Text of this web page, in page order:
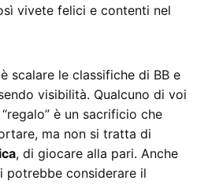
vivete felici e contenti nel
scalare le classifiche di BB e
visibilità. Qualcuno di voi
è un sacrificio che
ma non si tratta di
, di giocare alla pari. Anche
potrebbe considerare il